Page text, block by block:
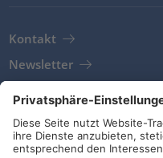
Kontakt
Newsletter
AGB
Richtlinien und Bekentnisse